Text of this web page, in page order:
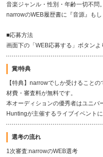
音楽ジャンル・性別・年齢一切不問。
narrowのWEB履歴書に『音源』も
■応募方法
画面下の「WEB応募する」ボタンよ
賞/特典
【特典】narrowでしか受けること
材費・審査料が無料です。
本オーディションの優秀者はユニバ
Huntingが主催するライブイベント
選考の流れ
1次審査:narrowのWEB選考